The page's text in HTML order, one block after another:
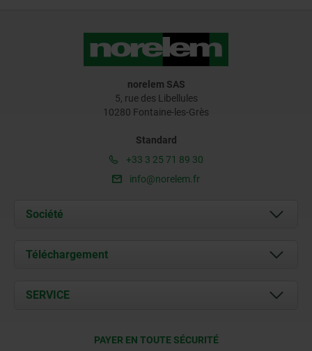
norelem SAS
5, rue des Libellules
10280 Fontaine-les-Grès
Standard
+33 3 25 71 89 30
info@norelem.fr
Société
À propos de nous
Contact
Téléchargement
Documents
SERVICE
PAYER EN TOUTE SÉCURITÉ